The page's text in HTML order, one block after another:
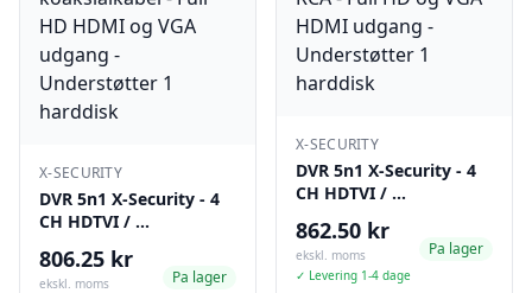
X-SECURITY
DVR 5n1 X-Security - 4
CH HDTVI / …
806.25 kr
ekskl. moms
Pa lager
X-SECURITY
DVR 5n1 X-Security - 4
CH HDTVI / …
862.50 kr
ekskl. moms
✓ Levering 1-4 dage
Pa lager